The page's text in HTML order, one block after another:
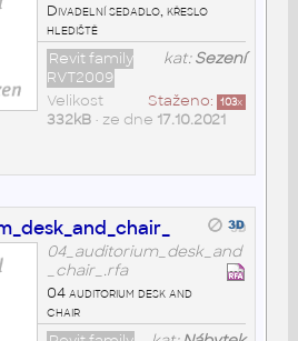
Divadelní sedadlo, křeslo
hlediště
kat:Sezení
Revit family
RVT2009
Staženo: 103x
Velikost
332kB• ze dne 17.10.2021
04_auditorium_desk_and
_chair_.rfa
04 auditorium desk and
chair